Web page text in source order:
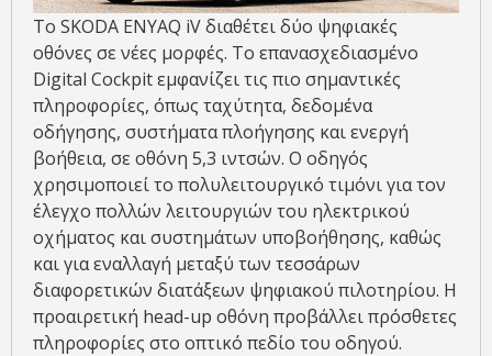
Το SKODA ENYAQ iV διαθέτει δύο ψηφιακές
οθόνες σε νέες μορφές. Το επανασχεδιασμένο
Digital Cockpit εμφανίζει τις πιο σημαντικές
πληροφορίες, όπως ταχύτητα, δεδομένα
οδήγησης, συστήματα πλοήγησης και ενεργή
βοήθεια, σε οθόνη 5,3 ιντσών. Ο οδηγός
χρησιμοποιεί το πολυλειτουργικό τιμόνι για τον
έλεγχο πολλών λειτουργιών του ηλεκτρικού
οχήματος και συστημάτων υποβοήθησης, καθώς
και για εναλλαγή μεταξύ των τεσσάρων
διαφορετικών διατάξεων ψηφιακού πιλοτηρίου. Η
προαιρετική head-up οθόνη προβάλλει πρόσθετες
πληροφορίες στο οπτικό πεδίο του οδηγού.